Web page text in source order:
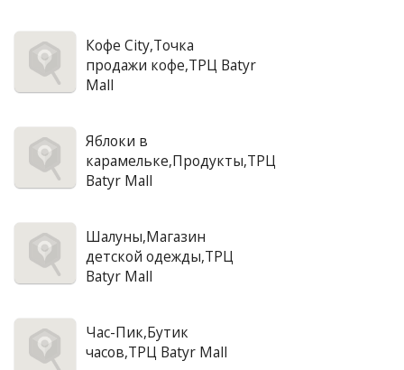
Кофе City,Точка
продажи кофе,ТРЦ Batyr
Mall
Яблоки в
карамельке,Продукты,ТРЦ
Batyr Mall
Шалуны,Магазин
детской одежды,ТРЦ
Batyr Mall
Час-Пик,Бутик
часов,ТРЦ Batyr Mall